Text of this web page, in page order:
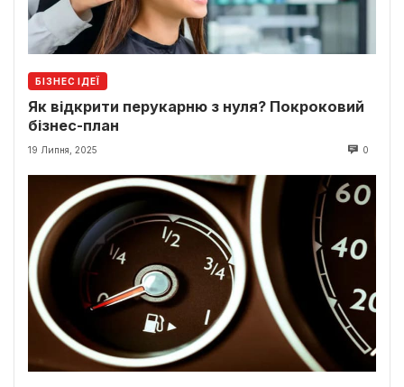
БІЗНЕС ІДЕЇ
Як відкрити перукарню з нуля? Покроковий
бізнес-план
19 Липня, 2025 0